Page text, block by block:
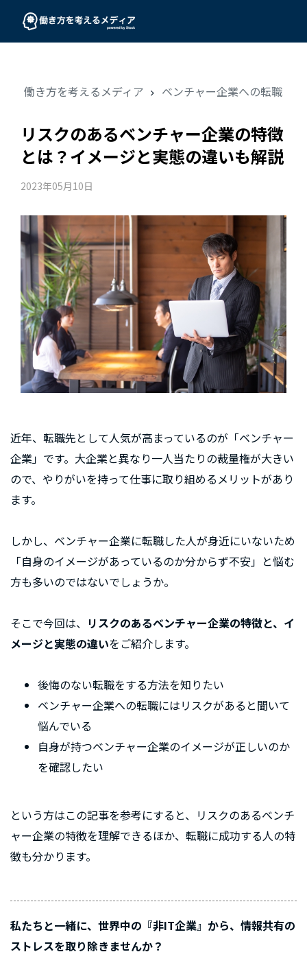
働き方を考えるメディア ベンチャー企業への転職
リスクのあるベンチャー企業の特徴
とは？イメージと実態の違いも解説
2023年05月10日
近年、転職先として人気が高まっているのが「ベンチャー
企業」です。大企業と異なり一人当たりの裁量権が大きい
ので、やりがいを持って仕事に取り組めるメリットがあり
ます。
しかし、ベンチャー企業に転職した人が身近にいないため
「自身のイメージがあっているのか分からず不安」と悩む
方も多いのではないでしょうか。
そこで今回は、 リスクのあるベンチャー企業の特徴と、イ
メージと実態の違いをご紹介します。
後悔のない転職をする方法を知りたい
ベンチャー企業への転職にはリスクがあると聞いて
悩んでいる
自身が持つベンチャー企業のイメージが正しいのか
を確認したい
という方はこの記事を参考にすると、リスクのあるベンチ
ャー企業の特徴を理解できるほか、転職に成功する人の特
徴も分かります。
私たちと一緒に、世界中の『非IT企業』から、情報共有の
ストレスを取り除きませんか？